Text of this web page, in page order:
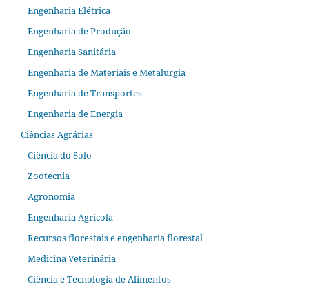
Engenharia Elétrica
Engenharia de Produção
Engenharia Sanitária
Engenharia de Materiais e Metalurgia
Engenharia de Transportes
Engenharia de Energia
Ciências Agrárias
Ciência do Solo
Zootecnia
Agronomia
Engenharia Agrícola
Recursos florestais e engenharia florestal
Medicina Veterinária
Ciência e Tecnologia de Alimentos